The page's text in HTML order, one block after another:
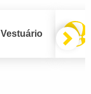
Vestuário